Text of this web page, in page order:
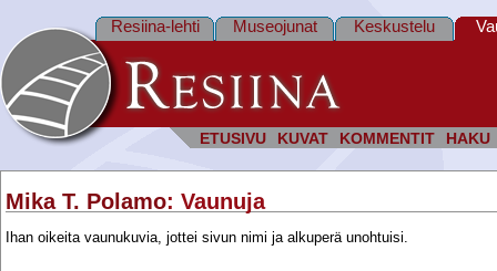
ETUSIVU KUVAT KOMMENTIT HAKU
Resiina-lehti Museojunat Keskustelu
Mika T. Polamo: Vaunuja
Ihan oikeita vaunukuvia, jottei sivun nimi ja alkuperä unohtuisi.